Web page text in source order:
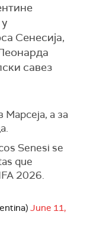
Сенесија,
савез
Марсеја, а за
Senesi se
que
2026.
June 11,